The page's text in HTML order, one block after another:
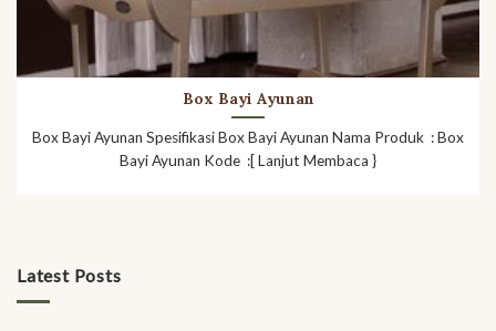
Latest Posts
Box Bayi Ayunan
Box Bayi Ayunan Spesifikasi Box Bayi Ayunan Nama Produk : Box
Bayi Ayunan Kode :[ Lanjut Membaca }